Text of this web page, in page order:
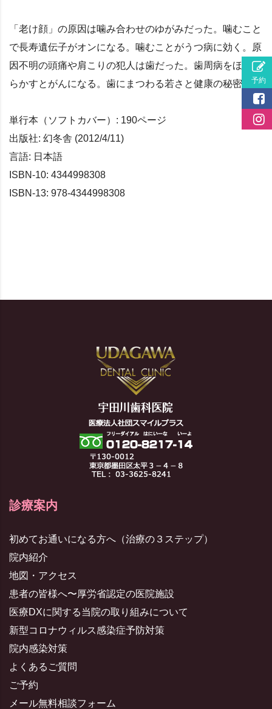
「老け顔」の原因は噛み合わせのゆがみだった。噛むこと
で長寿遺伝子がオンになる。噛むことがうつ病に効く。原
因不明の頭痛や肩こりの犯人は歯だった。歯周病をほった
らかすとがんになる。歯にまつわる若さと健康の秘密。
単行本（ソフトカバー）: 190ページ
出版社: 幻冬舎 (2012/4/11)
言語: 日本語
ISBN-10: 4344998308
ISBN-13: 978-4344998308
診療案内
初めてお通いになる方へ（治療の３ステップ）
院内紹介
地図・アクセス
患者の皆様へ〜厚労省認定の医院施設
医療DXに関する当院の取り組みについて
新型コロナウィルス感染症予防対策
院内感染対策
よくあるご質問
ご予約
メール無料相談フォーム